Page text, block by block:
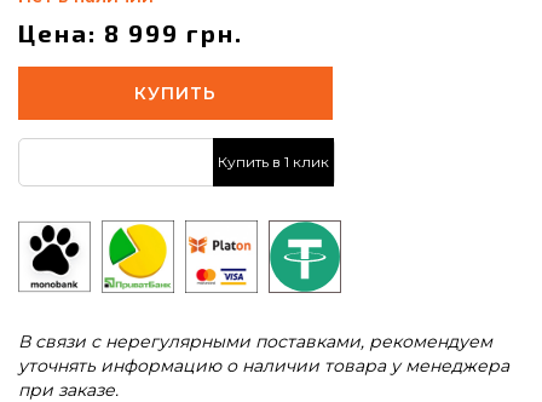
Цена: 8 999 грн.
КУПИТЬ
Купить в 1 клик
В связи с нерегулярными поставками, рекомендуем
уточнять информацию о наличии товара у менеджера
при заказе.